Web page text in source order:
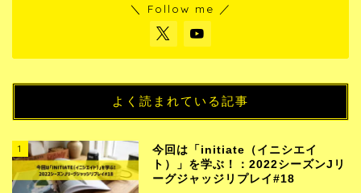
＼ Follow me ／
よく読まれている記事
1
今回は「initiate（イニシエイ
ト）」を学ぶ！：2022シーズンJリ
ーグジャッジリプレイ#18